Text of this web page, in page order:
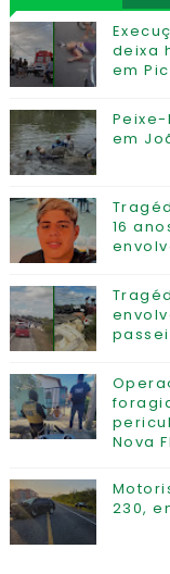
deixa
em
em
16
Nova
230,